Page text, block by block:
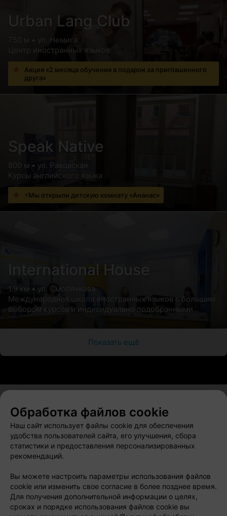
Urban Lang Club
750 м • ул. Немига
Центр иностранных языков
Акция «2 месяца обучения в подарок за приглашенного
друга»
Speak Native
800 м • ул. Раковская
Курсы английского языка
⚡Мы открыли детскую комнату «Ананас»
International House
1.9 км • ул. Смолячкова
Международная школа иностранных языков с большим
выбором курсов и индивидуально подобранными
Показать ещё
О проекте Новости проекта
Вакансии
Публичный договор
Способы оплаты
Публичный договор по использованию сервиса
Написать в поддержку
Связаться по вопросам сотрудничества
Обработка файлов cookie
Наш сайт использует файлы cookie для обеспечения
удобства пользователей сайта, его улучшения, сбора
статистики и предоставления персонализированных
рекомендаций.
Вы можете настроить параметры использования файлов
cookie или изменить свое согласие в более позднее время.
Для получения дополнительной информации о целях,
сроках и порядке использования файлов cookie вы